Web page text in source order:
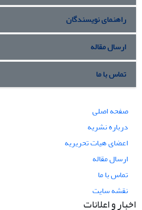
راهنمای نویسندگان
ارسال مقاله
تماس با ما
صفحه اصلی
درباره نشریه
اعضای هیات تحریریه
ارسال مقاله
تماس با ما
نقشه سایت
اخبار و اعلانات